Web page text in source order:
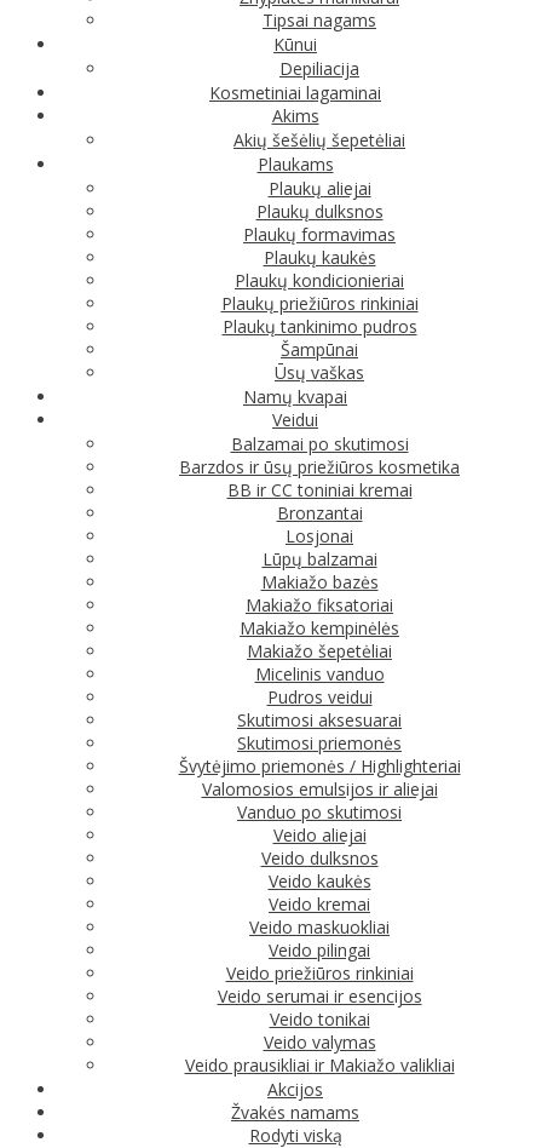
Tipsai nagams
Kūnui
Depiliacija
Kosmetiniai lagaminai
Akims
Akių šešėlių šepetėliai
Plaukams
Plaukų aliejai
Plaukų dulksnos
Plaukų formavimas
Plaukų kaukės
Plaukų kondicionieriai
Plaukų priežiūros rinkiniai
Plaukų tankinimo pudros
Šampūnai
Ūsų vaškas
Namų kvapai
Veidui
Balzamai po skutimosi
Barzdos ir ūsų priežiūros kosmetika
BB ir CC toniniai kremai
Bronzantai
Losjonai
Lūpų balzamai
Makiažo bazės
Makiažo fiksatoriai
Makiažo kempinėlės
Makiažo šepetėliai
Micelinis vanduo
Pudros veidui
Skutimosi aksesuarai
Skutimosi priemonės
Švytėjimo priemonės / Highlighteriai
Valomosios emulsijos ir aliejai
Vanduo po skutimosi
Veido aliejai
Veido dulksnos
Veido kaukės
Veido kremai
Veido maskuokliai
Veido pilingai
Veido priežiūros rinkiniai
Veido serumai ir esencijos
Veido tonikai
Veido valymas
Veido prausikliai ir Makiažo valikliai
Akcijos
Žvakės namams
Rodyti viską